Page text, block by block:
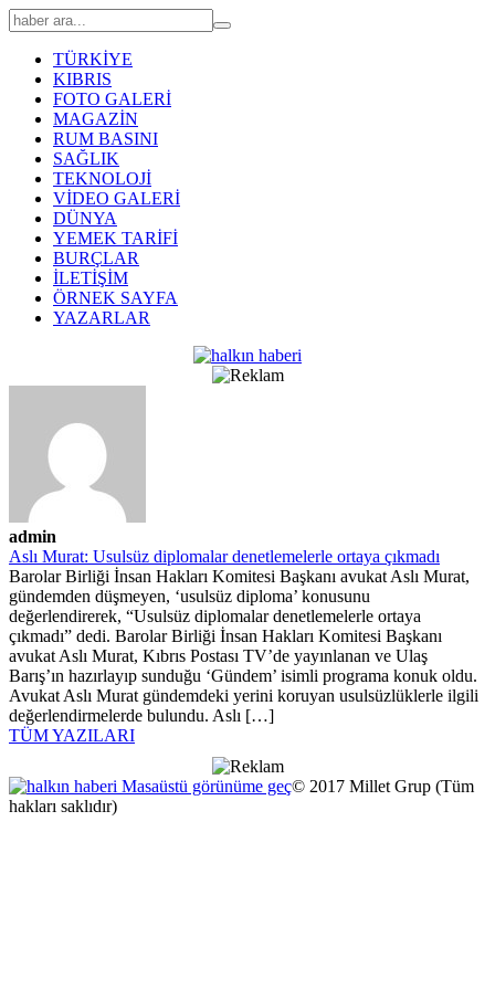
TÜRKİYE
KIBRIS
FOTO GALERİ
MAGAZİN
RUM BASINI
SAĞLIK
TEKNOLOJİ
VİDEO GALERİ
DÜNYA
YEMEK TARİFİ
BURÇLAR
İLETİŞİM
ÖRNEK SAYFA
YAZARLAR
admin
Aslı Murat: Usulsüz diplomalar denetlemelerle ortaya çıkmadı
Barolar Birliği İnsan Hakları Komitesi Başkanı avukat Aslı Murat,
gündemden düşmeyen, ‘usulsüz diploma’ konusunu
değerlendirerek, “Usulsüz diplomalar denetlemelerle ortaya
çıkmadı” dedi. Barolar Birliği İnsan Hakları Komitesi Başkanı
avukat Aslı Murat, Kıbrıs Postası TV’de yayınlanan ve Ulaş
Barış’ın hazırlayıp sunduğu ‘Gündem’ isimli programa konuk oldu.
Avukat Aslı Murat gündemdeki yerini koruyan usulsüzlüklerle ilgili
değerlendirmelerde bulundu. Aslı […]
TÜM YAZILARI
Masaüstü görünüme geç© 2017 Millet Grup (Tüm
hakları saklıdır)